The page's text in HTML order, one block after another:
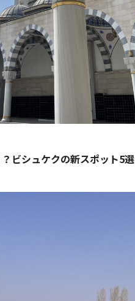
ビシュケクの新スポット5選